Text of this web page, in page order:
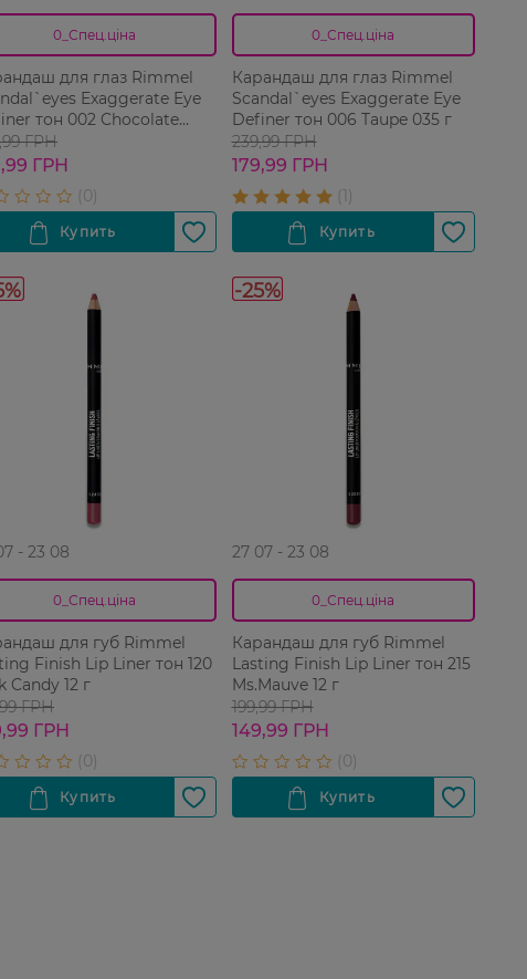
0_Спец.ціна
для глаз Rimmel
Exaggerate Eye
тон 002 Chocolate
035 г
ГРН
ГРН
0_Спец.ціна
Карандаш для глаз Rimmel
Scandal`eyes Exaggerate Eye
Definer тон 006 Taupe 035 г
239,99 ГРН
179,99 ГРН
- 23 08
0_Спец.ціна
для губ Rimmel
Finish Lip Liner тон 120
Candy 12 г
ГРН
ГРН
-25%
27 07 - 23 08
0_Спец.ціна
Карандаш для губ Rimmel
Lasting Finish Lip Liner тон 215
Ms.Mauve 12 г
199,99 ГРН
149,99 ГРН